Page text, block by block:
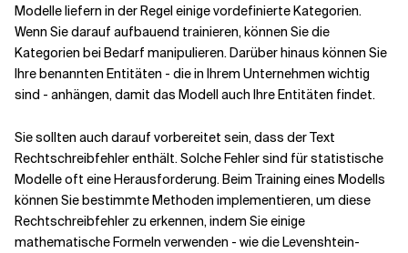
Modelle liefern in der Regel einige vordefinierte Kategorien.
Wenn Sie darauf aufbauend trainieren, können Sie die
Kategorien bei Bedarf manipulieren. Darüber hinaus können Sie
Ihre benannten Entitäten - die in Ihrem Unternehmen wichtig
sind - anhängen, damit das Modell auch Ihre Entitäten findet.
Sie sollten auch darauf vorbereitet sein, dass der Text
Rechtschreibfehler enthält. Solche Fehler sind für statistische
Modelle oft eine Herausforderung. Beim Training eines Modells
können Sie bestimmte Methoden implementieren, um diese
Rechtschreibfehler zu erkennen, indem Sie einige
mathematische Formeln verwenden - wie die Levenshtein-